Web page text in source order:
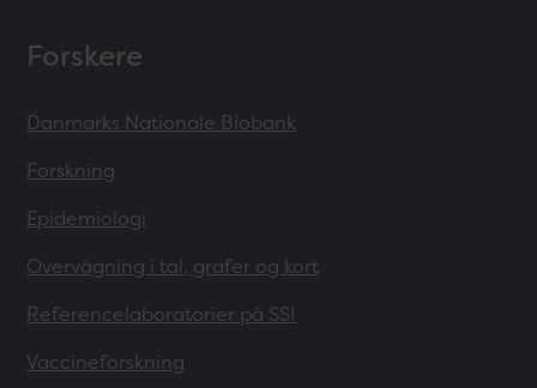
Forskere
Danmarks Nationale Biobank
Forskning
Epidemiologi
Overvågning i tal, grafer og kort
Referencelaboratorier på SSI
Vaccineforskning